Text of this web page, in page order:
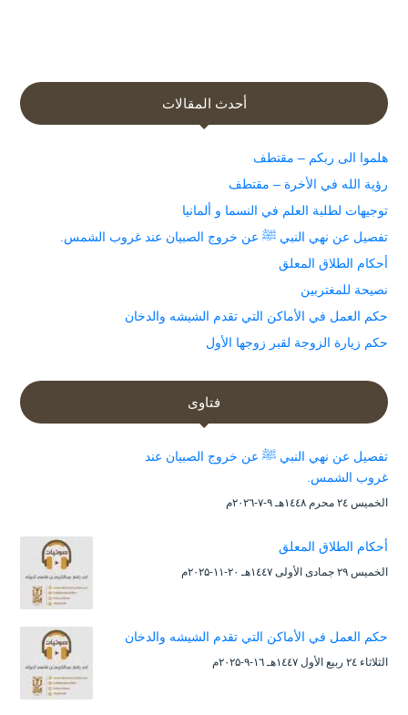
أحدث المقالات
هلموا الى ربكم – مقتطف
رؤية الله في الأخرة – مقتطف
توجيهات لطلبة العلم في النسما و ألمانيا
تفصيل عن نهي النبي ﷺ عن خروج الصبيان عند غروب الشمس.
أحكام الطلاق المعلق
نصيحة للمغتربين
حكم العمل في الأماكن التي تقدم الشيشه والدخان
حكم زيارة الزوجة لقبر زوجها الأول
فتاوى
تفصيل عن نهي النبي ﷺ عن خروج الصبيان عند
غروب الشمس.
الخميس ۲٤ محرم ۱٤٤۸هـ ۹-۷-۲۰۲٦م
أحكام الطلاق المعلق
الخميس ۲۹ جمادى الأولى ۱٤٤۷هـ ۲۰-۱۱-۲۰۲۵م
حكم العمل في الأماكن التي تقدم الشيشه والدخان
الثلاثاء ۲٤ ربيع الأول ۱٤٤۷هـ ۱٦-۹-۲۰۲۵م